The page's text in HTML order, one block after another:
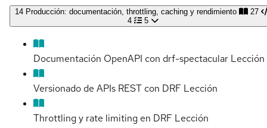
14 Producción: documentación, throttling, caching y rendimiento
27
4
5
Documentación OpenAPI con drf-spectacular Lección
Versionado de APIs REST con DRF Lección
Throttling y rate limiting en DRF Lección